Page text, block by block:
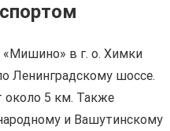
в г. о. Химки
Ленинградскому шоссе.
около 5 км. Также
и Вашутинскому